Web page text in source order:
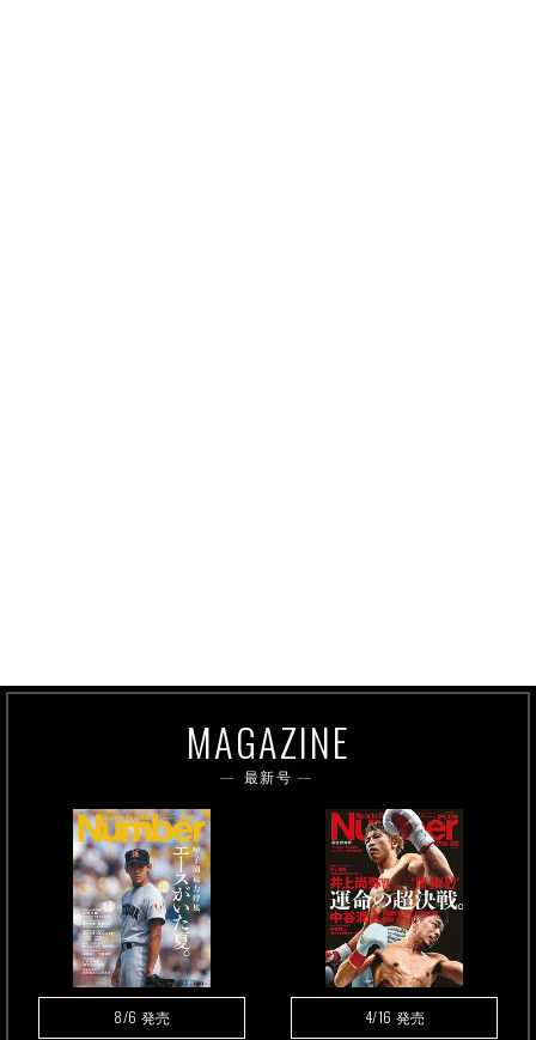
MAGAZINE
最新号
8/6 発売 4/16 発売